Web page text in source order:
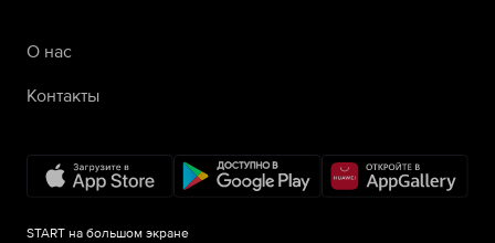
О нас
Контакты
START на большом экране